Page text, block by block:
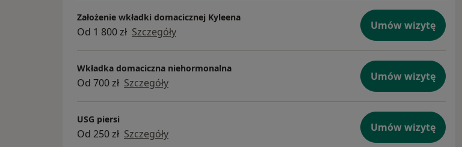
Założenie wkładki domacicznej Kyleena
Od 1 800 zł Szczegóły Umów wizytę
Wkładka domaciczna niehormonalna
Od 700 zł Szczegóły Umów wizytę
USG piersi
Od 250 zł Szczegóły Umów wizytę